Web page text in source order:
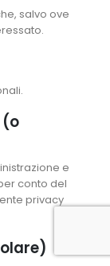
salvo ove
(o
e
conto del
privacy